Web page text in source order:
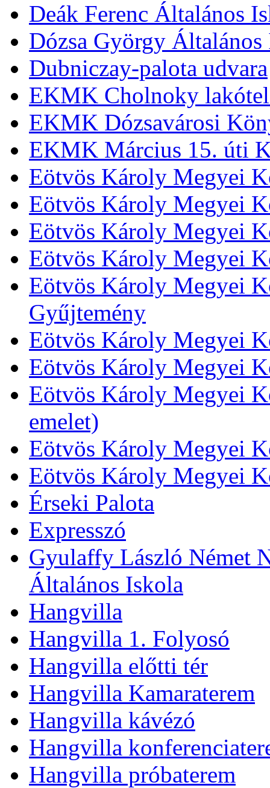
Deák Ferenc Általános
Dózsa György Általános
Dubniczay-palota udvara
EKMK Cholnoky
EKMK Dózsavárosi
EKMK Március 15. úti
Eötvös Károly Megyei
Eötvös Károly Megyei
Eötvös Károly Megyei
Eötvös Károly Megyei
Eötvös Károly Megyei
Gyűjtemény
Eötvös Károly Megyei
Eötvös Károly Megyei
Eötvös Károly Megyei
emelet)
Eötvös Károly Megyei
Eötvös Károly Megyei
Érseki Palota
Expresszó
Gyulaffy László Német
Általános Iskola
Hangvilla
Hangvilla 1. Folyosó
Hangvilla előtti tér
Hangvilla Kamaraterem
Hangvilla kávézó
Hangvilla
Hangvilla próbaterem